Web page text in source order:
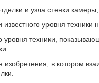
и узла стенки
уровня техники
уровня техники,
изобретения, в котором